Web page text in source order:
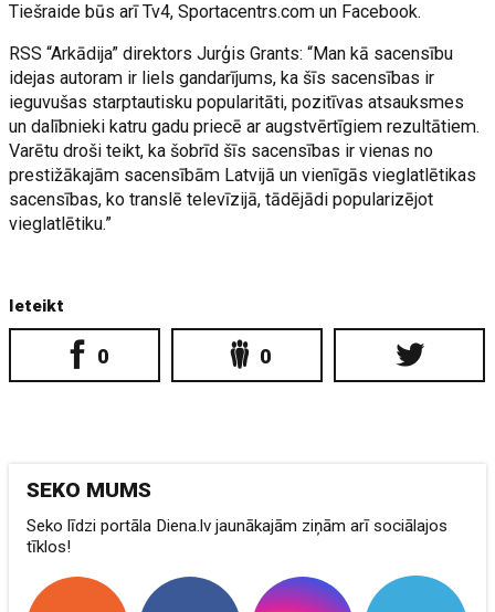
Tiešraide būs arī Tv4, Sportacentrs.com un Facebook.
RSS “Arkādija” direktors Jurģis Grants: “Man kā sacensību
idejas autoram ir liels gandarījums, ka šīs sacensības ir
ieguvušas starptautisku popularitāti, pozitīvas atsauksmes
un dalībnieki katru gadu priecē ar augstvērtīgiem rezultātiem.
Varētu droši teikt, ka šobrīd šīs sacensības ir vienas no
prestižākajām sacensībām Latvijā un vienīgās vieglatlētikas
sacensības, ko translē televīzijā, tādējādi popularizējot
vieglatlētiku.”
Ieteikt
0 0
SEKO MUMS
Seko līdzi portāla Diena.lv jaunākajām ziņām arī sociālajos
tīklos!